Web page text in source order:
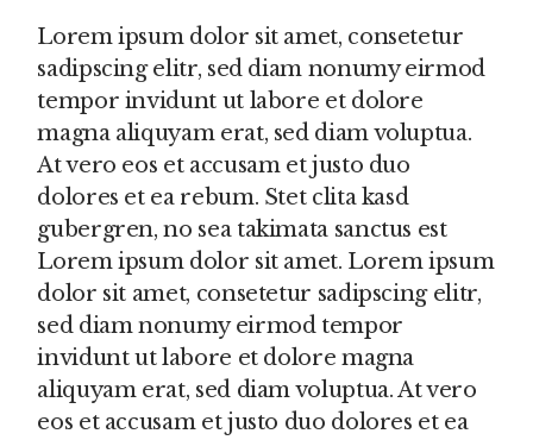
Lorem ipsum dolor sit amet, consetetur
sadipscing elitr, sed diam nonumy eirmod
tempor invidunt ut labore et dolore
magna aliquyam erat, sed diam voluptua.
At vero eos et accusam et justo duo
dolores et ea rebum. Stet clita kasd
gubergren, no sea takimata sanctus est
Lorem ipsum dolor sit amet. Lorem ipsum
dolor sit amet, consetetur sadipscing elitr,
sed diam nonumy eirmod tempor
invidunt ut labore et dolore magna
aliquyam erat, sed diam voluptua. At vero
eos et accusam et justo duo dolores et ea